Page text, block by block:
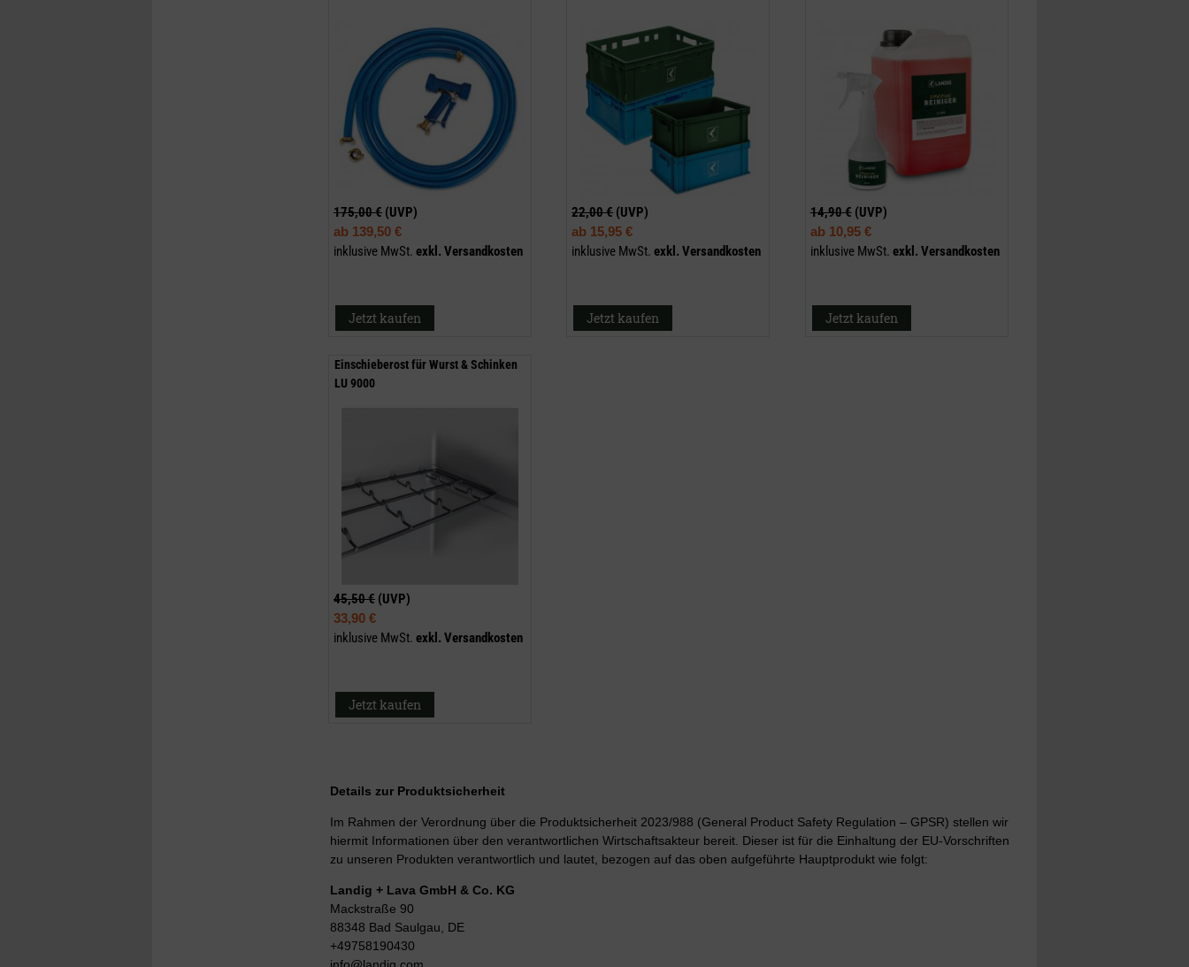
175,00 € (UVP)
ab 139,50 €
inklusive MwSt. exkl. Versandkosten
Jetzt kaufen
22,00 € (UVP)
ab 15,95 €
inklusive MwSt. exkl.Versandkosten
Jetzt kaufen
14,90 € (UVP)
ab 10,95 €
inklusive MwSt. exkl. Versandkosten
Jetzt kaufen
Einschieberost für Wurst & Schinken
LU 9000
45,50 € (UVP)
33,90 €
inklusive MwSt. exkl. Versandkosten
Jetzt kaufen
Details zur Produktsicherheit
Im Rahmen der Verordnung über die Produktsicherheit 2023/988 (General Product Safety Regulation – GPSR) stellen wir
hiermit Informationen über den verantwortlichen Wirtschaftsakteur bereit. Dieser ist für die Einhaltung der EU-Vorschriften
zu unseren Produkten verantwortlich und lautet, bezogen auf das oben aufgeführte Hauptprodukt wie folgt:
Landig + Lava GmbH & Co. KG
Mackstraße 90
88348 Bad Saulgau, DE
+49758190430